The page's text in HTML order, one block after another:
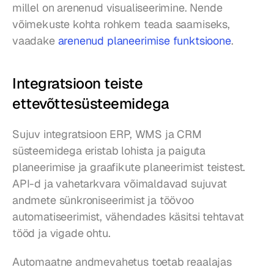
millel on arenenud visualiseerimine. Nende
võimekuste kohta rohkem teada saamiseks,
vaadake arenenud planeerimise funktsioone.
Integratsioon teiste
ettevõttesüsteemidega
Sujuv integratsioon ERP, WMS ja CRM
süsteemidega eristab lohista ja paiguta
planeerimise ja graafikute planeerimist teistest.
API-d ja vahetarkvara võimaldavad sujuvat
andmete sünkroniseerimist ja töövoo
automatiseerimist, vähendades käsitsi tehtavat
tööd ja vigade ohtu.
Automaatne andmevahetus toetab reaalajas